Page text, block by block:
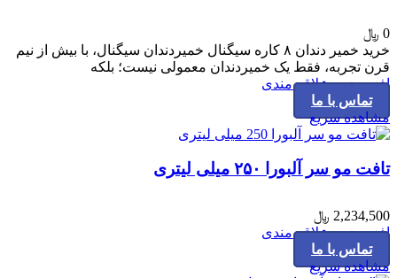
0 ﷼
خرید خمیر دندان ۸ کاره سیگنال خمیردندان سیگنال، با بیش از نیم
قرن تجربه، فقط یک خمیردندان معمولی نیست؛ بلکه
افزودن به علاقه مندی
تماس با ما
مشاهده سریع
تافت مو سر آلبورا ۲۵۰ میلی لیتری
2,234,500 ﷼
افزودن به علاقه مندی
تماس با ما
مشاهده سریع